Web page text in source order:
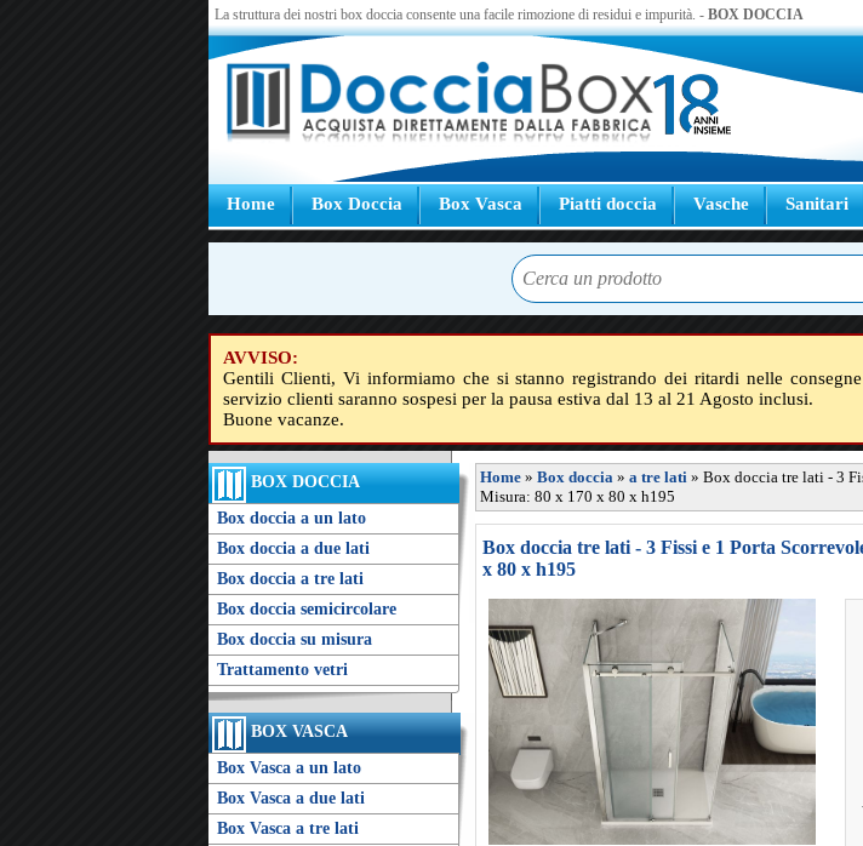
La struttura dei nostri box doccia consente una facile rimozione di residui e impurità. - BOX DOCCIA
Home Box Doccia Box Vasca Piatti doccia Vasche Sanitari
AVVISO:
Gentili Clienti, Vi informiamo che si stanno registrando dei ritardi nelle
servizio clienti saranno sospesi per la pausa estiva dal 13 al 21 Agosto inclusi.
Buone vacanze.
BOX DOCCIA
Box doccia a un lato
Box doccia a due lati
Box doccia a tre lati
Box doccia semicircolare
Box doccia su misura
Trattamento vetri
BOX VASCA
Box Vasca a un lato
Box Vasca a due lati
Box Vasca a tre lati
Home » Box doccia » a tre lati » Box doccia tre lati - 3
Misura: 80 x 170 x 80 x h195
Box doccia tre lati - 3 Fissi e 1 Porta
x 80 x h195